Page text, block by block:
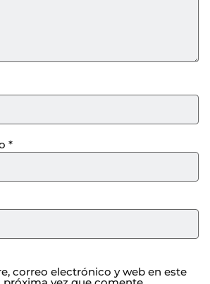
*
correo electrónico y web en este